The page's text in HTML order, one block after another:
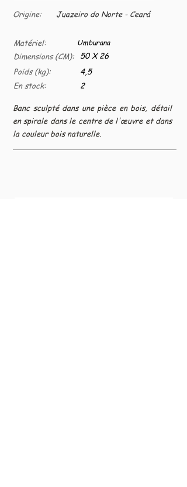
Origine: Juazeiro do Norte - Ceará
Matériel:
Dimensions (CM):
Poids (kg):
En stock:
Umburana
50 X 26
4,5
2
Banc sculpté dans une pièce en bois, détail
en spirale dans le centre de l'œuvre et dans
la couleur bois naturelle.